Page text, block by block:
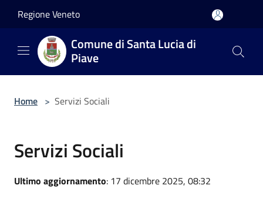
Regione Veneto
Comune di Santa Lucia di
Piave
Home > Servizi Sociali
Servizi Sociali
Ultimo aggiornamento: 17 dicembre 2025, 08:32